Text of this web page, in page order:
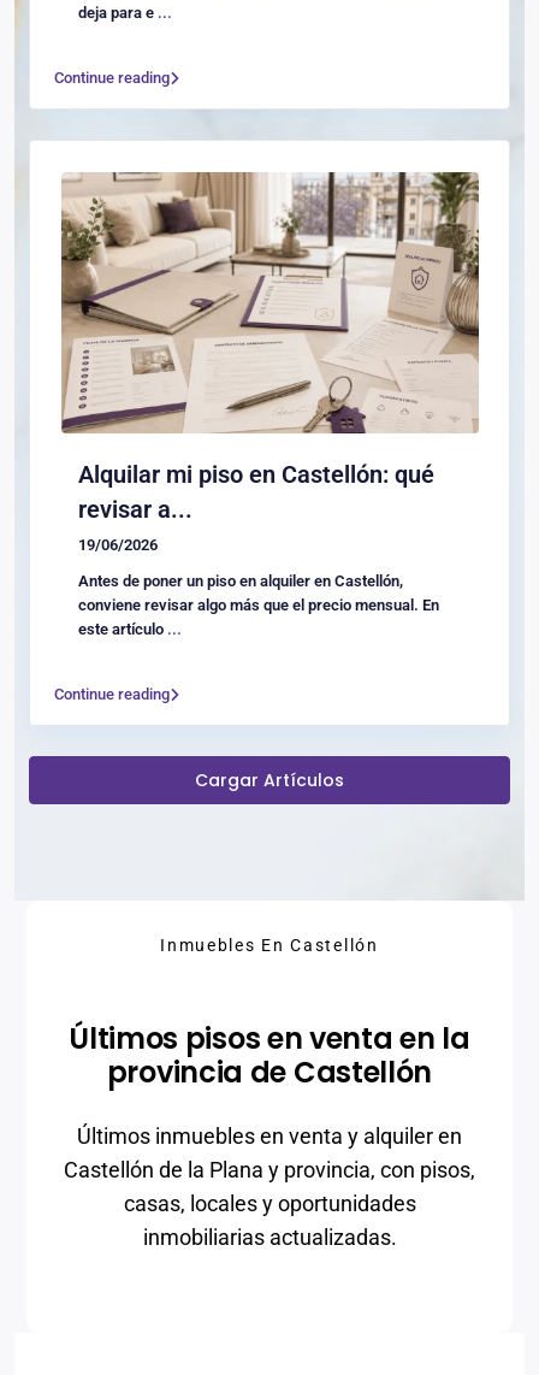
deja para e ...
Continue reading
Alquilar mi piso en Castellón: qué
revisar a...
19/06/2026
Antes de poner un piso en alquiler en Castellón,
conviene revisar algo más que el precio mensual. En
este artículo ...
Continue reading
Cargar Artículos
Inmuebles En Castellón
Últimos pisos en venta en la
provincia de Castellón
Últimos inmuebles en venta y alquiler en
Castellón de la Plana y provincia, con pisos,
casas, locales y oportunidades
inmobiliarias actualizadas.